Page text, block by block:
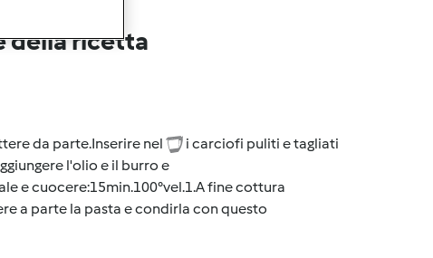
della ricetta
da parte.Inserire nel
i carciofi puliti e tagliati
l'olio e il burro e
e cuocere:15min.100°vel.1.A fine cottura
a parte la pasta e condirla con questo